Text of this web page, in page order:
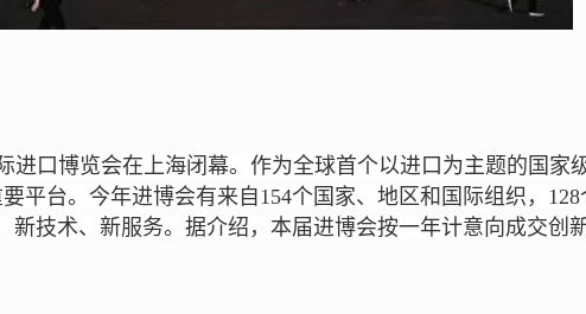
进口博览会在上海闭幕。作为全球首个以进口为主题的国家
平台。今年进博会有来自154个国家、地区和国际组织，
新技术、新服务。据介绍，本届进博会按一年计意向成交创